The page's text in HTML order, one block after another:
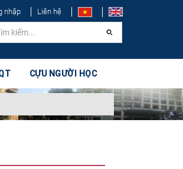
nhập Liên hệ
CỰU NGƯỜI HỌC